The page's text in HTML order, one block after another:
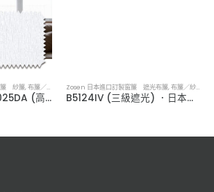
簾 紗簾,布簾／紗簾／窗簾布
絨感紗 灰白 MND1025DA (高遮蔽)．韓系軟裝透光紗簾
Zosen 日本進口訂製窗簾 遮光布簾,布簾／紗簾／窗簾布
B5124IV (三級遮光) ．日本進口訂製遮光布簾